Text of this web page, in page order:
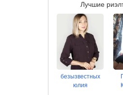
Лучшие
безызвестных
юлия